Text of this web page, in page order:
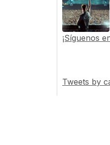
¡Síguenos
Tweets by